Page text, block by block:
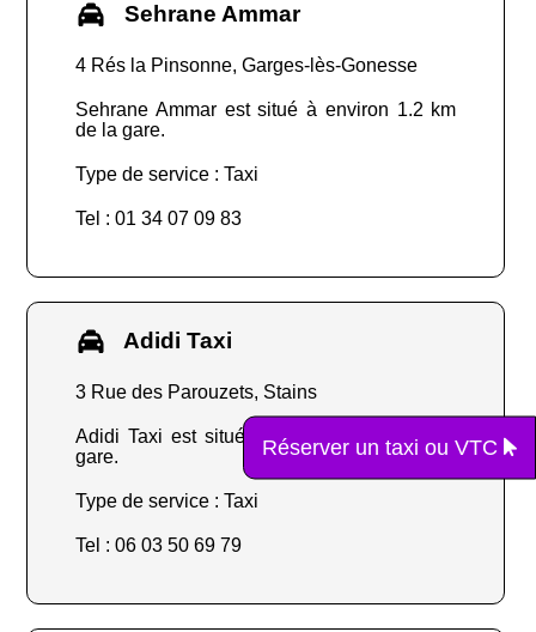
Sehrane Ammar
4 Rés la Pinsonne, Garges-lès-Gonesse
Sehrane Ammar est situé à environ 1.2 km
de la gare.
Type de service : Taxi
Tel : 01 34 07 09 83
Adidi Taxi
3 Rue des Parouzets, Stains
Adidi Taxi est situé à environ 0.8 km de la
gare.
Type de service : Taxi
Tel : 06 03 50 69 79
Réserver un taxi ou VTC